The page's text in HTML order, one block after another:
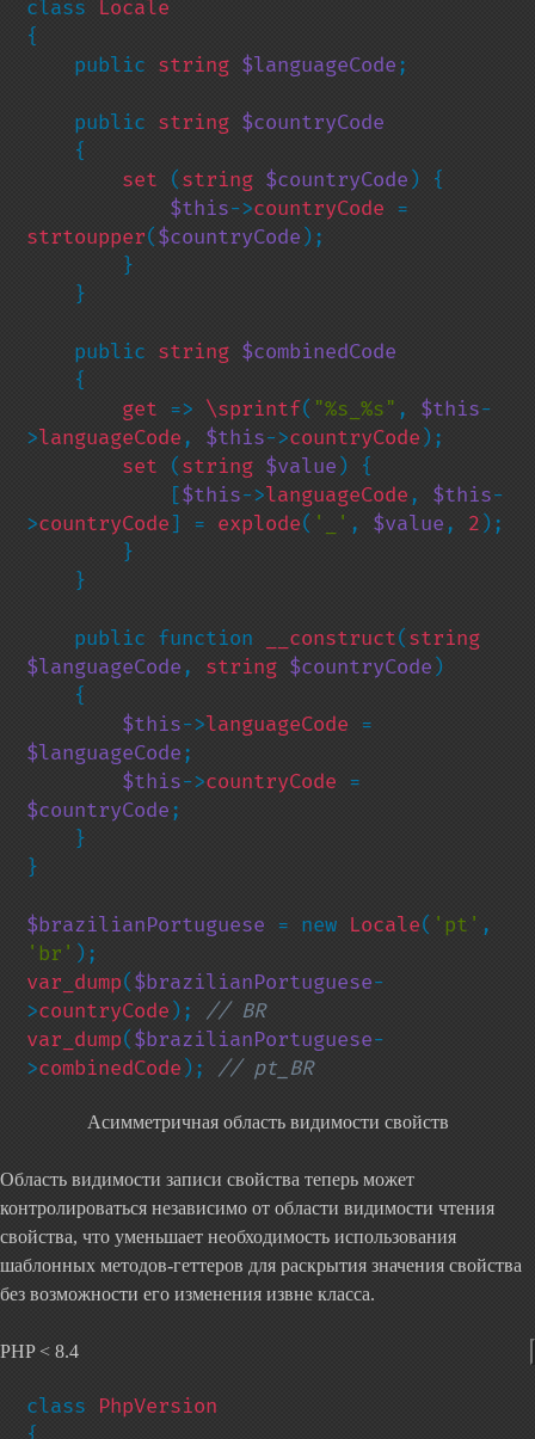
class
{
    public
string $languageCode;
    public
string $countryCode
{
set
(string $countryCode) {
$this->countryCode
strtoupper($countryCode);
    public
string $combinedCode
{
get
=> \sprintf( "%s_%s" , $this-
>languageCode, $this->countryCode);
set
(string $value) {
            [
$this->languageCode , $this-
>countryCode] = explode( '_' , $value, 2);
    public function
__construct(
string
$languageCode, string $countryCode)
$this->languageCode
$languageCode;
$this->countryCode
$countryCode;
}
$brazilianPortuguese = new Locale( 'pt'
'br'
var_dump($brazilianPortuguese-
>countryCode);
// BR
var_dump($brazilianPortuguese-
>combinedCode); // pt_BR
Асимметричная область видимости свойств
Область видимости записи свойства теперь может
контролироваться независимо от области видимости чтения
свойства, что уменьшает необходимость использования
шаблонных методов-геттеров для раскрытия значения свойства
без возможности его изменения извне класса.
PHP < 8.4
class